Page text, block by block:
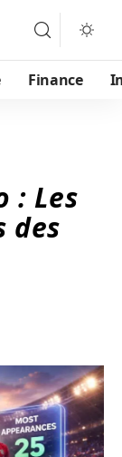
Finance
: Les
des